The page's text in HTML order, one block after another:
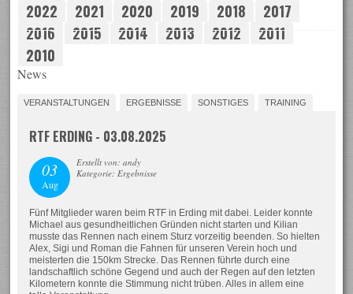
2022
2021 2020 2019 2018
2017
2016
2015 2014 2013 2012
2011
2010
News
VERANSTALTUNGEN ERGEBNISSE SONSTIGES TRAINING
RTF ERDING - 03.08.2025
03
Aug
Erstellt von: andy
Kategorie: Ergebnisse
Fünf Mitglieder waren beim RTF in Erding mit dabei. Leider konnte
Michael aus gesundheitlichen Gründen nicht starten und Kilian
musste das Rennen nach einem Sturz vorzeitig beenden. So hielten
Alex, Sigi und Roman die Fahnen für unseren Verein hoch und
meisterten die 150km Strecke. Das Rennen führte durch eine
landschaftlich schöne Gegend und auch der Regen auf den letzten
Kilometern konnte die Stimmung nicht trüben. Alles in allem eine